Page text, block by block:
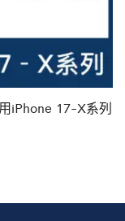
iPhone 17-X系列